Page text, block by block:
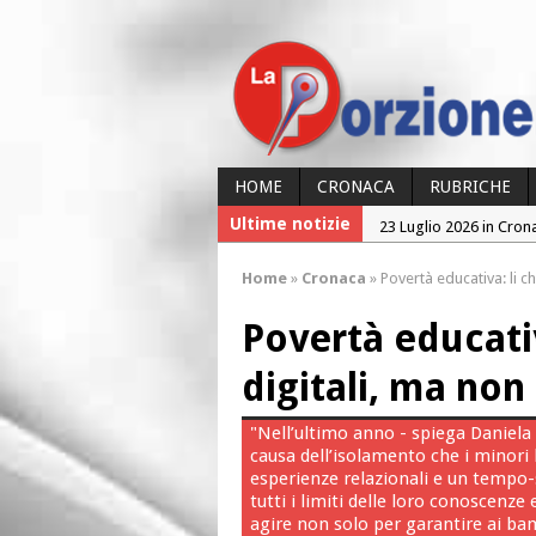
HOME CRONACA RUBRICHE
Ultime notizie
23 Luglio 2026 in
24 Luglio 2026 in
Home » Cronaca » Povertà educativa: li
Povertà
digitali, ma
"Nell’ultimo anno - spiega
causa dell’isolamento che i
esperienze relazionali e un
tutti i limiti delle loro conoscenze
agire non solo per garantire ai